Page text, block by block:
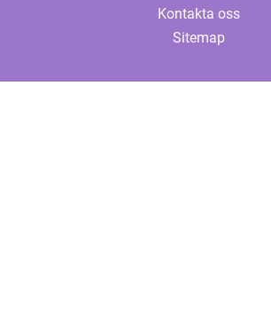
Kontakta oss
Sitemap